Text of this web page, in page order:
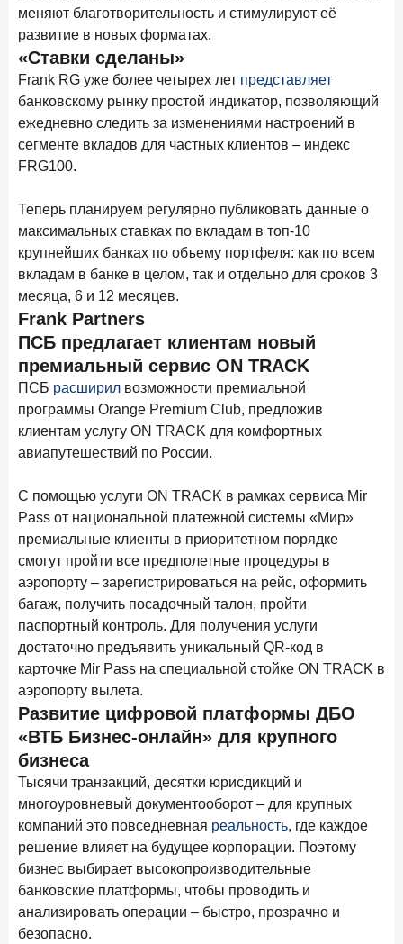
25 февраля 2026 года ИССЛЕДОВАНИЕ
Ипотека. Итоги работы крупнейших ипотечных банков
в январе 2026 года
18 февраля 2026 года ИССЛЕДОВАНИЕ
Не по цене, а по ценности: как россияне выбирали
17 февраля 2026 года
место
6 февраля 2026 года
По итогам января 2026 года объем выдач кредитов
составил 822,8 млрд руб.
2 февраля 2026 года
Premium Banking в 2025 году: портрет клиента, тренды
и стратегии банков
30 января 2026 года ИССЛЕДОВАНИЕ
Главные «болевые точки» бизнеса при открытии
расчетного счета в банках
Ипотека. Итоги декабря 2025 года
15 января 2026 года
По итогам декабря 2025 года объем выдач кредитов
составил 1 326,5 млрд руб.
Цифра дня
Средний срок ипотечных кредитов в России
24,9 лет
-0,74
год к году
Frank Data. Ипотека Поделиться
Четких целей в 2026-м и качественных «лошадей»!
25 декабря 2025 года ИССЛЕДОВАНИЕ
Ипотека. Итоги ноября 2025 года
24 декабря 2025 года
Страховщики, УК, брокер-маркетплейсы: как новые
игроки меняют рынок инвестиций
меняют благотворительность и стимулируют её
развитие в новых форматах.
«Ставки сделаны»
Frank RG уже более четырех лет представляет
банковскому рынку простой индикатор, позволяющий
ежедневно следить за изменениями настроений в
сегменте вкладов для частных клиентов – индекс
FRG100.
Теперь планируем регулярно публиковать данные о
максимальных ставках по вкладам в топ-10
крупнейших банках по объему портфеля: как по всем
вкладам в банке в целом, так и отдельно для сроков 3
месяца, 6 и 12 месяцев.
Frank Partners
ПСБ предлагает клиентам новый
премиальный сервис ON TRACK
ПСБ расширил возможности премиальной
программы Orange Premium Club, предложив
клиентам услугу ON TRACK для комфортных
авиапутешествий по России.
C помощью услуги ON TRACK в рамках сервиса Mir
Pass от национальной платежной системы «Мир»
премиальные клиенты в приоритетном порядке
смогут пройти все предполетные процедуры в
аэропорту – зарегистрироваться на рейс, оформить
багаж, получить посадочный талон, пройти
паспортный контроль. Для получения услуги
достаточно предъявить уникальный QR-код в
карточке Mir Pass на специальной стойке ON TRACK в
аэропорту вылета.
Развитие цифровой платформы ДБО
«ВТБ Бизнес-онлайн» для крупного
бизнеса
Тысячи транзакций, десятки юрисдикций и
многоуровневый документооборот – для крупных
компаний это повседневная реальность, где каждое
решение влияет на будущее корпорации. Поэтому
бизнес выбирает высокопроизводительные
банковские платформы, чтобы проводить и
анализировать операции – быстро, прозрачно и
безопасно.